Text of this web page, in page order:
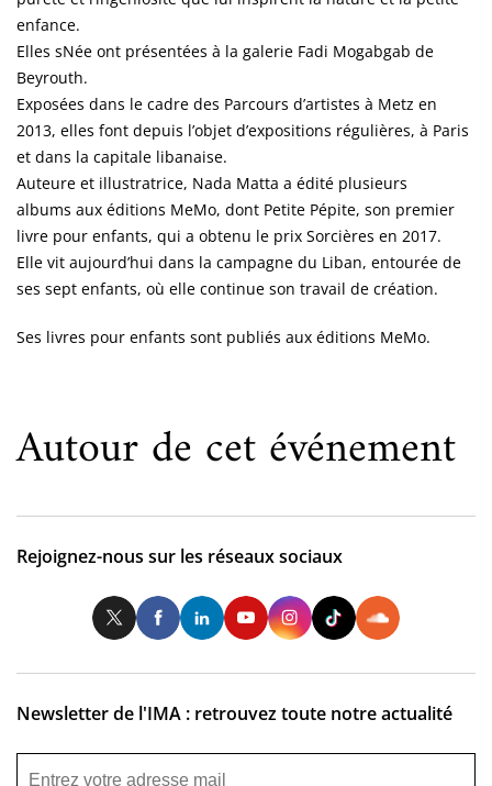
enfance.
Elles sNée ont présentées à la galerie Fadi Mogabgab de
Beyrouth.
Exposées dans le cadre des Parcours d’artistes à Metz en
2013, elles font depuis l’objet d’expositions régulières, à Paris
et dans la capitale libanaise.
Auteure et illustratrice, Nada Matta a édité plusieurs
albums aux éditions MeMo, dont Petite Pépite, son premier
livre pour enfants, qui a obtenu le prix Sorcières en 2017.
Elle vit aujourd’hui dans la campagne du Liban, entourée de
ses sept enfants, où elle continue son travail de création.
Ses livres pour enfants sont publiés aux éditions MeMo.
Autour de cet événement
Rejoignez-nous sur les réseaux sociaux
TwitterFacebookLinkedInYoutubeInstagram
Newsletter de l'IMA : retrouvez toute notre actualité